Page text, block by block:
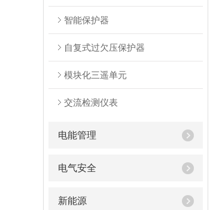
智能保护器
自复式过欠压保护器
模块化三遥单元
交流检测仪表
电能管理
电气安全
新能源